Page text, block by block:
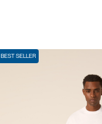
BEST SELLER